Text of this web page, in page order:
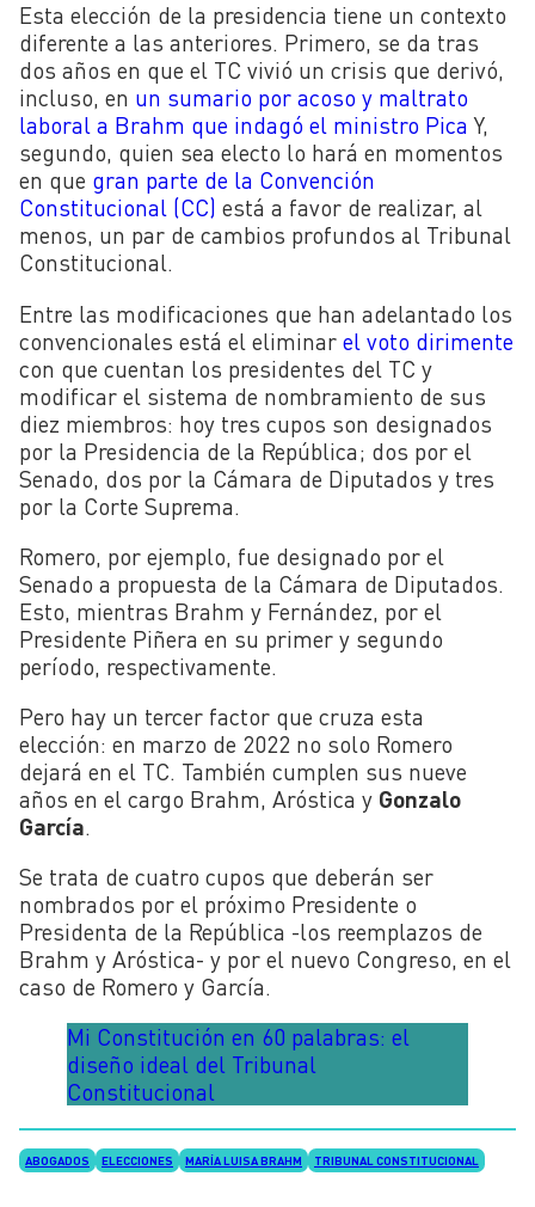
Esta elección de la presidencia tiene un contexto
diferente a las anteriores. Primero, se da tras
dos años en que el TC vivió un crisis que derivó,
incluso, en un sumario por acoso y maltrato
laboral a Brahm que indagó el ministro Pica Y,
segundo, quien sea electo lo hará en momentos
en que gran parte de la Convención
Constitucional (CC) está a favor de realizar, al
menos, un par de cambios profundos al Tribunal
Constitucional.
Entre las modificaciones que han adelantado los
convencionales está el eliminar el voto dirimente
con que cuentan los presidentes del TC y
modificar el sistema de nombramiento de sus
diez miembros: hoy tres cupos son designados
por la Presidencia de la República; dos por el
Senado, dos por la Cámara de Diputados y tres
por la Corte Suprema.
Romero, por ejemplo, fue designado por el
Senado a propuesta de la Cámara de Diputados.
Esto, mientras Brahm y Fernández, por el
Presidente Piñera en su primer y segundo
período, respectivamente.
Pero hay un tercer factor que cruza esta
elección: en marzo de 2022 no solo Romero
dejará en el TC. También cumplen sus nueve
años en el cargo Brahm, Aróstica y Gonzalo
García.
Se trata de cuatro cupos que deberán ser
nombrados por el próximo Presidente o
Presidenta de la República -los reemplazos de
Brahm y Aróstica- y por el nuevo Congreso, en el
caso de Romero y García.
Mi Constitución en 60 palabras: el
diseño ideal del Tribunal
Constitucional
ABOGADOS ELECCIONES MARÍA LUISA BRAHM TRIBUNAL CONSTITUCIONAL